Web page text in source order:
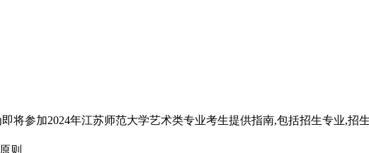
将参加2024年江苏师范大学艺术类专业考生提供指南,包括招生专业,招